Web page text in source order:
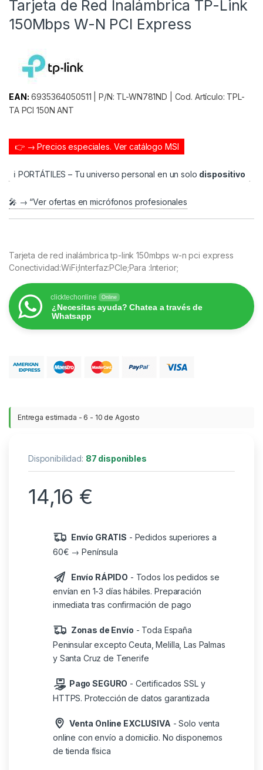
Tarjeta de Red Inalámbrica TP-Link
150Mbps W-N PCI Express
EAN: 6935364050511 | P/N: TL-WN781ND | Cod. Artículo: TPL-
TA PCI 150N ANT
👉 → Precios especiales. Ver catálogo MSI
ℹ️ PORTÁTILES – Tu universo personal en un solo dispositivo
🎤 → “Ver ofertas en micrófonos profesionales
Tarjeta de red inalámbrica tp-link 150mbps w-n pci express
Conectividad:WiFi;Interfaz:PCIe;Para :Interior;
clicktechonline Online
¿Necesitas ayuda? Chatea a través de
Whatsapp
Entrega estimada - 6 - 10 de Agosto
Disponibilidad: 87 disponibles
14,16 €
Envío GRATIS - Pedidos superiores a
60€ → Península
Envío RÁPIDO - Todos los pedidos se
envían en 1-3 días hábiles. Preparación
inmediata tras confirmación de pago
Zonas de Envío - Toda España
Peninsular excepto Ceuta, Melilla, Las Palmas
y Santa Cruz de Tenerife
Pago SEGURO - Certificados SSL y
HTTPS. Protección de datos garantizada
Venta Online EXCLUSIVA - Solo venta
online con envío a domicilio. No disponemos
de tienda física